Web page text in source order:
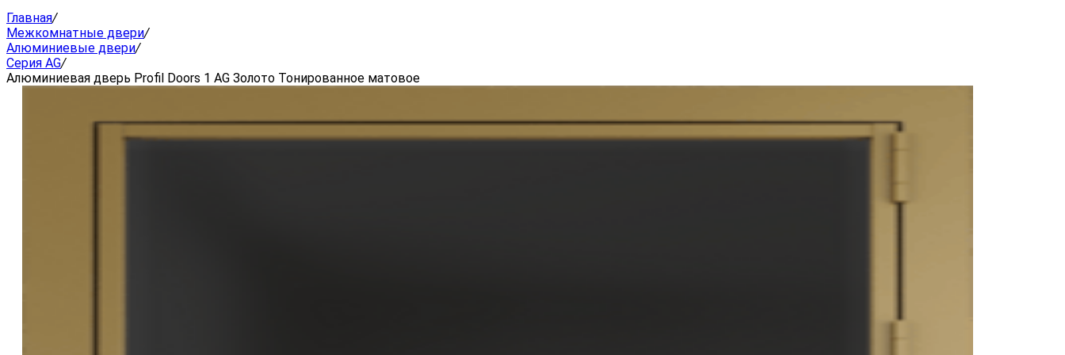
Главная/
Межкомнатные двери/
Алюминиевые двери/
Серия AG/
Алюминиевая дверь Profil Doors 1 AG Золото Тонированное матовое